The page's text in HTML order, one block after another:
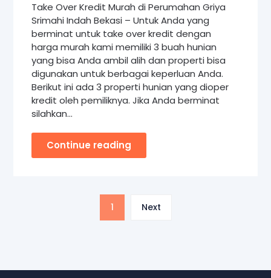
Take Over Kredit Murah di Perumahan Griya
Srimahi Indah Bekasi – Untuk Anda yang
berminat untuk take over kredit dengan
harga murah kami memiliki 3 buah hunian
yang bisa Anda ambil alih dan properti bisa
digunakan untuk berbagai keperluan Anda.
Berikut ini ada 3 properti hunian yang dioper
kredit oleh pemiliknya. Jika Anda berminat
silahkan…
Continue reading
1 Next